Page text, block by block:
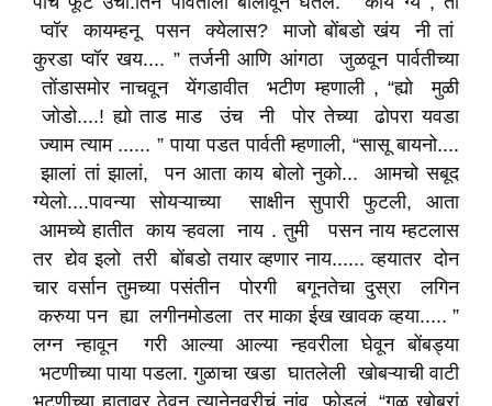
प्वॉर कायम्हनू पसन क्येलास? माजो बोंबडो खंय नी तां
कुरडा प्वॉर खय.... ” तर्जनी आणि आंगठा जुळवून पार्वतीच्या
तोंडासमोर नाचवून येंगडावीत भटीण म्हणाली , “ह्यो मुळी
जोडो....! ह्यो ताड माड उंच नी पोर तेच्या ढोपरा यवडा
ज्याम त्याम ...... ” पाया पडत पार्वती म्हणाली, “सासू बायनो....
झालां तां झालां, पन आता काय बोलो नुको... आमचो सबूद
ग्येलो....पावन्या सोयऱ्याच्या साक्षीन सुपारी फुटली, आता
आमच्ये हातीत काय ऱ्हवला नाय . तुमी पसन नाय म्हटलास
तर द्येव इलो तरी बोंबडो तयार व्हणार नाय...... व्हयातर दोन
चार वर्सान तुमच्या पसंतीन पोरगी बगूनतेचा दुस्रा लगिन
करुया पन ह्या लगीनमोडला तर माका ईख खावक व्हया..... ”
लग्न न्हावून गरी आल्या आल्या न्हवरीला घेवून बोंबड्या
भटणीच्या पाया पडला. गुळाचा खडा घातलेली खोबऱ्याची वाटी
भटणीच्या हातावर ठेवून त्यानेनवरीचं नांव फोडलं, “गूळ खोबरां